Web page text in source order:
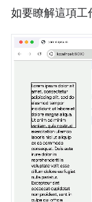
如要瞭解這項工